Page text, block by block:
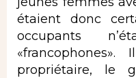
étaient donc
occupants
propriétaire, le